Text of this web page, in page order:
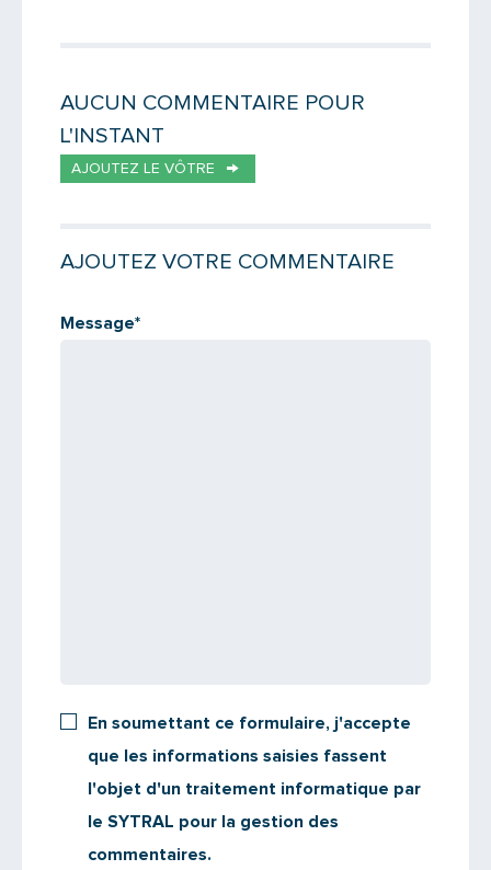
Votre email
Message
PARTAGER
AUCUN COMMENTAIRE POUR
L'INSTANT
AJOUTEZ LE VÔTRE
AJOUTEZ VOTRE COMMENTAIRE
Message*
En soumettant ce formulaire, j'accepte
que les informations saisies fassent
l'objet d'un traitement informatique par
le SYTRAL pour la gestion des
commentaires.